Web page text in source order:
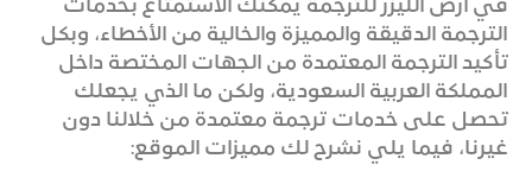
في أرض الليزر للترجمة يمكنك الاستمتاع بخدمات
الترجمة الدقيقة والمميزة والخالية من الأخطاء، وبكل
تأكيد الترجمة المعتمدة من الجهات المختصة داخل
المملكة العربية السعودية، ولكن ما الذي يجعلك
تحصل على خدمات ترجمة معتمدة من خلالنا دون
غيرنا، فيما يلي نشرح لك مميزات الموقع: